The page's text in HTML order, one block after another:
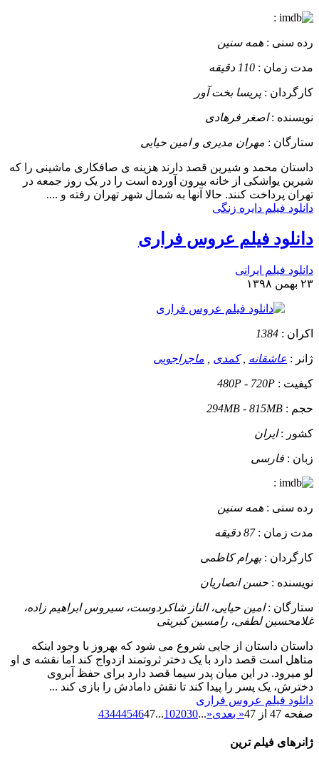
:
رده سنی : همه سنین
مدت زمان : 110 دقیقه
کارگردان :پریسا بخت آور
نویسنده :اصغر فرهادی
ستارگان : مهران مدیری و امین حیایی
داستان محمد و شیرین قصد دارند هزینه ی صافکاری ماشینی را که
شیرین یواشکی از خانه بیرون آورده است را در یک روز جمعه در
تهران پرداخت کنند. حالا آنها به شمال شهر تهران رفته و ....
دانلود فیلم دایره زنگی
دانلود فیلم عروس فراری
دانلود فیلم ایرانی
۲۳ بهمن ۱۳۹۸
اکران : 1384
ژانر : عاشقانه ,کمدی ماجراجویی
کیفیت : 480P - 720P
حجم : 294MB - 815MB
کشور :ایران
زبان : فارسی
:
رده سنی : همه سنین
مدت زمان :87 دقیقه
کارگردان :بهرام کاظمی
نویسنده : حسن انصاریان
ستارگان :امین حیایی، الناز شاکردوست، سیروس ابراهیم زاده،
غلامحسین لطفی، رامسین کبریتی
داستان داستان از جایی شروع می شود که بهروز با وجود اینکه
متاهل است قصد دارد با یک دختر ثروتمند ازدواج کند اما نقشه ی او
لو میرود. در این میان پدر سیما قصد دارد برای حفظ آبروی
دخترش، یک پسر را پیدا کند تا نقش دامادش را بازی کند ...
دانلود فیلم عروس فراری
صفحه 47 از 47
« بعدی«
...
102030
...
4344454647
ژانرهای فیلم ترین